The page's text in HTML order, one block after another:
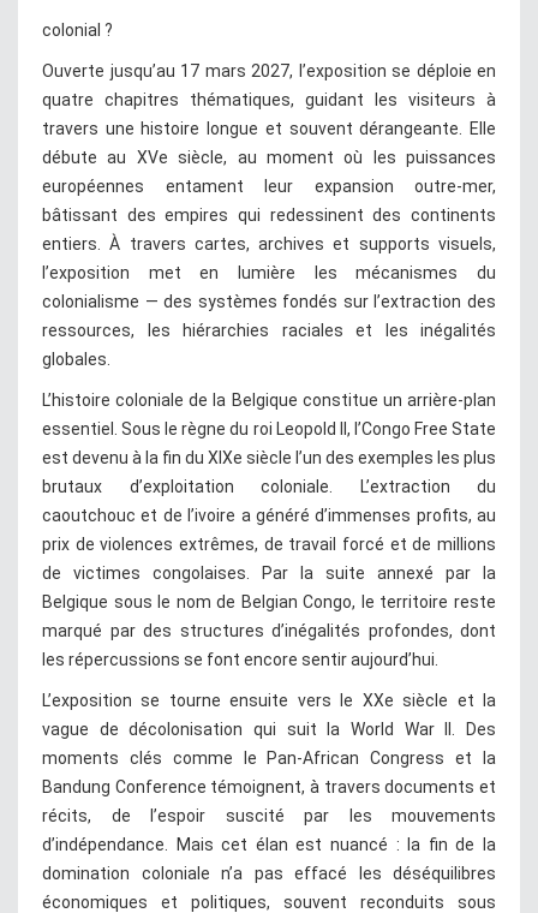
colonial ?
Ouverte jusqu’au 17 mars 2027, l’exposition se déploie en
quatre chapitres thématiques, guidant les visiteurs à
travers une histoire longue et souvent dérangeante. Elle
débute au XVe siècle, au moment où les puissances
européennes entament leur expansion outre-mer,
bâtissant des empires qui redessinent des continents
entiers. À travers cartes, archives et supports visuels,
l’exposition met en lumière les mécanismes du
colonialisme — des systèmes fondés sur l’extraction des
ressources, les hiérarchies raciales et les inégalités
globales.
L’histoire coloniale de la Belgique constitue un arrière-plan
essentiel. Sous le règne du roi Leopold II, l’Congo Free State
est devenu à la fin du XIXe siècle l’un des exemples les plus
brutaux d’exploitation coloniale. L’extraction du
caoutchouc et de l’ivoire a généré d’immenses profits, au
prix de violences extrêmes, de travail forcé et de millions
de victimes congolaises. Par la suite annexé par la
Belgique sous le nom de Belgian Congo, le territoire reste
marqué par des structures d’inégalités profondes, dont
les répercussions se font encore sentir aujourd’hui.
L’exposition se tourne ensuite vers le XXe siècle et la
vague de décolonisation qui suit la World War II. Des
moments clés comme le Pan-African Congress et la
Bandung Conference témoignent, à travers documents et
récits, de l’espoir suscité par les mouvements
d’indépendance. Mais cet élan est nuancé : la fin de la
domination coloniale n’a pas effacé les déséquilibres
économiques et politiques, souvent reconduits sous